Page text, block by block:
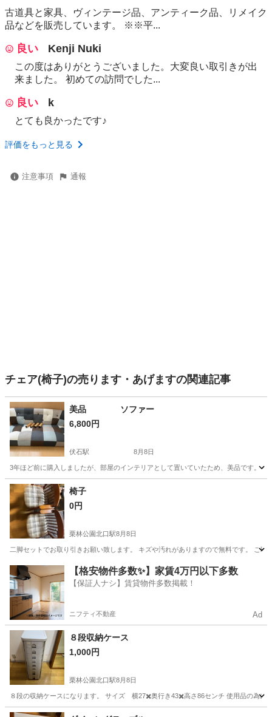
古道具と家具、ヴィンテージ品、アンティーク品、リメイク
品などを販売しています。 ※※平...
良い Kenji Nuki
この度はありがとうございました。大変良い取引きが出
来ました。 初めての訪問でした...
良い k
とても良かったです♪
評価をもっと見る
注意事項 通報
チェア(椅子)の売ります・あげますの関連記事
美品 ソファー
6,800円
伏石駅 8月8日
3年ほど前に購入しましたが、部屋のインテリアとして置いていたため、美品です。
香川 高松市 伏石駅
椅子
0円
栗林公園北口駅8月8日
二脚セットでお取り引きお願い致します。 キズや汚れがありますので無料です。 ご理
香川 高松市 栗林公園北口駅 椅子
【格安物件多数✨】家賃4万円以下多数
【保証人ナシ】賃貸物件多数掲載！
ニフティ不動産 Ad
８段収納ケース
1,000円
栗林公園北口駅8月8日
８段の収納ケースになります。 サイズ 横27✖️奥行き43✖️高さ86センチ 使用品の為に
香川 高松市 栗林公園北口駅